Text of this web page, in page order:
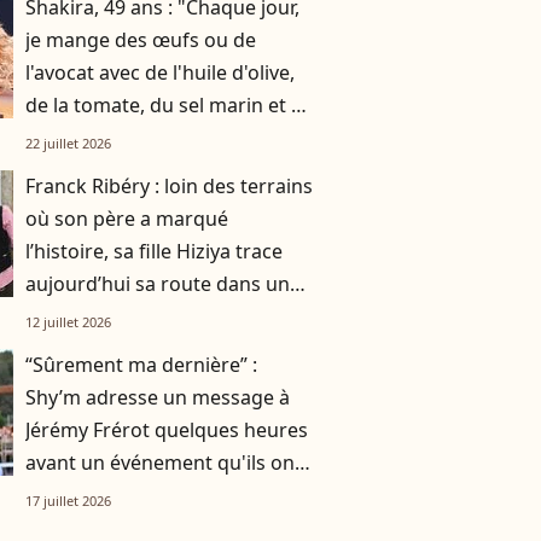
Shakira, 49 ans : "Chaque jour,
je mange des œufs ou de
l'avocat avec de l'huile d'olive,
de la tomate, du sel marin et un
smoothie"
22 juillet 2026
Franck Ribéry : loin des terrains
où son père a marqué
l’histoire, sa fille Hiziya trace
aujourd’hui sa route dans un
tout autre univers
12 juillet 2026
“Sûrement ma dernière” :
Shy’m adresse un message à
Jérémy Frérot quelques heures
avant un événement qu'ils ont
vécu ensemble
17 juillet 2026